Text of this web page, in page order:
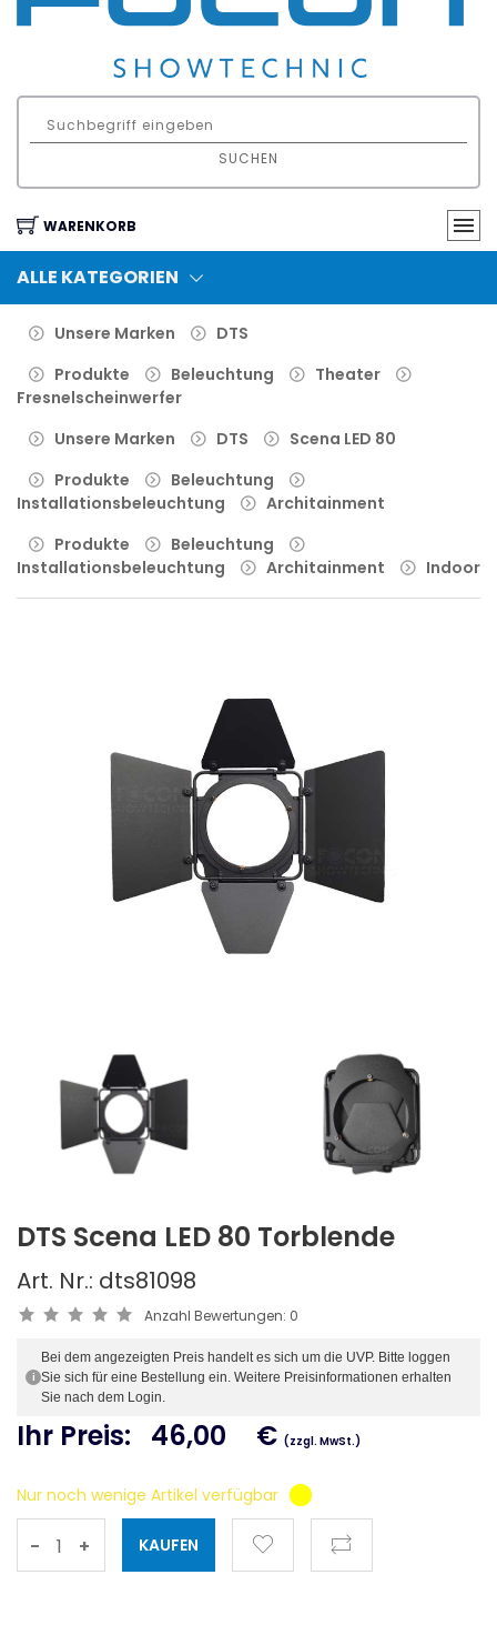
SUCHEN
WARENKORB
ALLE KATEGORIEN
Unsere Marken
DTS
Produkte
Beleuchtung
Theater
Fresnelscheinwerfer
Unsere Marken
DTS
Scena LED 80
Produkte
Beleuchtung
Installationsbeleuchtung
Architainment
Produkte
Beleuchtung
Installationsbeleuchtung
Architainment Indoor
DTS Scena LED 80 Torblende
Art. Nr.: dts81098
Anzahl Bewertungen: 0
i
Bei dem angezeigten Preis handelt es sich um die UVP. Bitte loggen
Sie sich für eine Bestellung ein. Weitere Preisinformationen erhalten
Sie nach dem Login.
Ihr Preis: 46,00 € (zzgl. MwSt.)
Nur noch wenige Artikel verfügbar
- +